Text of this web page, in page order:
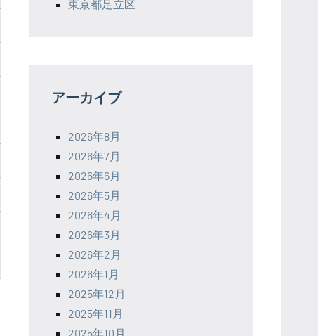
東京都足立区
アーカイブ
2026年8月
2026年7月
2026年6月
2026年5月
2026年4月
2026年3月
2026年2月
2026年1月
2025年12月
2025年11月
2025年10月